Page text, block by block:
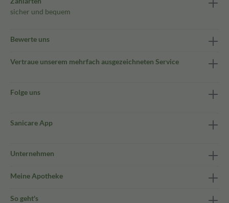
sicher und bequem
Bewerte uns
Vertraue unserem mehrfach ausgezeichneten Service
Folge uns
Sanicare App
Unternehmen
Meine Apotheke
So geht's